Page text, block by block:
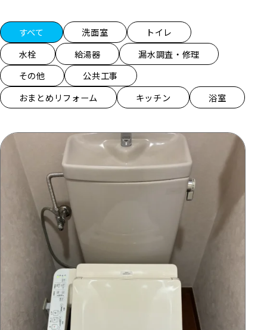
施工事例一覧
すべて 洗面室
トイレ
水栓
給湯器
漏水調査・修理
その他
公共工事
おまとめリフォーム
キッチン 浴室